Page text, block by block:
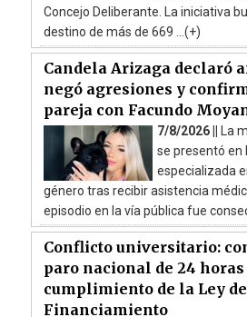
Concejo Deliberante. La iniciativa
destino de más de 669 ...(+)
Candela Arizaga declaró
negó agresiones y
pareja con Facundo
7/8/2026 ||
La
se presentó en
especializada
género tras recibir asistencia
episodio en la vía pública fue
Conflicto universitario:
paro nacional de 24
cumplimiento de la Ley de
Financiamiento